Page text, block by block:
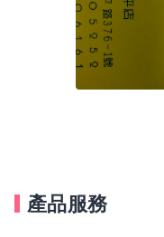
產品服務